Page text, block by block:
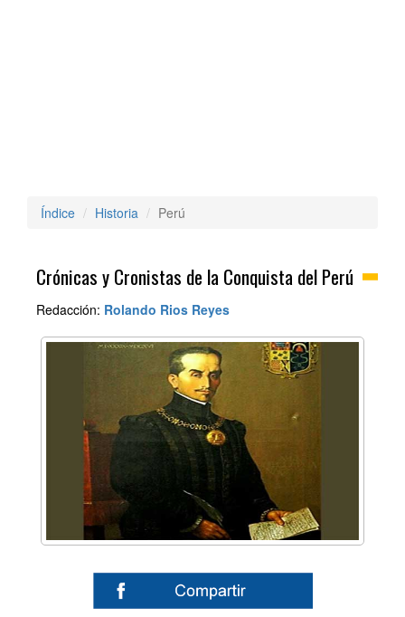
Índice Historia Perú
Crónicas y Cronistas de la Conquista del Perú
Redacción: Rolando Rios Reyes